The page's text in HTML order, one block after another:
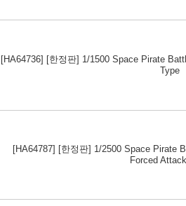
[HA64736] [한정판] 1/1500 Space Pirate
Type
[HA64787] [한정판] 1/2500 Space Pirate
Forced